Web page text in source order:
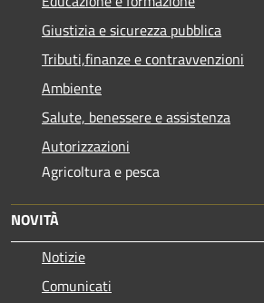
Giustizia e sicurezza pubblica
Tributi,finanze e contravvenzioni
Ambiente
Salute, benessere e assistenza
Autorizzazioni
Agricoltura e pesca
NOVITÀ
Notizie
Comunicati